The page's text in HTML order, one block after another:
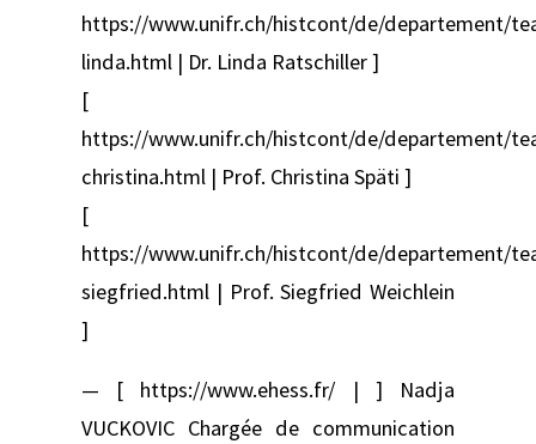
https://www.unifr.ch/histcont/de/departement/
linda.html | Dr. Linda Ratschiller ]
[
https://www.unifr.ch/histcont/de/departement/
christina.html | Prof. Christina Späti ]
[
https://www.unifr.ch/histcont/de/departement/
siegfried.html | Prof. Siegfried Weichlein
]
— [ https://www.ehess.fr/ | ] Nadja
VUCKOVIC Chargée de communication